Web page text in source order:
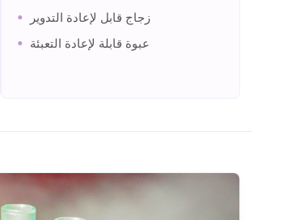
• زجاج قابل لإعادة التدوير
• عبوة قابلة لإعادة التعبئة